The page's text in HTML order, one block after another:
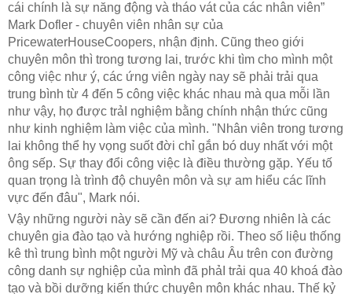
cái chính là sự năng động và tháo vát của các nhân viên”
Mark Dofler - chuyên viên nhân sự của
PricewaterHouseCoopers, nhận định. Cũng theo giới
chuyên môn thì trong tương lai, trước khi tìm cho mình một
công việc như ý, các ứng viên ngày nay sẽ phải trải qua
trung bình từ 4 đến 5 công việc khác nhau mà qua mỗi lần
như vậy, họ được trảI nghiệm bằng chính nhận thức cũng
như kinh nghiệm làm việc của mình. "Nhân viên trong tương
lai không thể hy vọng suốt đời chỉ gắn bó duy nhất với một
ông sếp. Sự thay đổi công việc là điều thường gặp. Yếu tố
quan trọng là trình độ chuyên môn và sự am hiểu các lĩnh
vực đến đâu", Mark nói.
Vậy những người này sẽ cần đến ai? Đương nhiên là các
chuyên gia đào tạo và hướng nghiệp rồi. Theo số liệu thống
kê thì trung bình một người Mỹ và châu Âu trên con đường
công danh sự nghiệp của mình đã phảI trải qua 40 khoá đào
tạo và bồi dưỡng kiến thức chuyên môn khác nhau. Thế kỷ